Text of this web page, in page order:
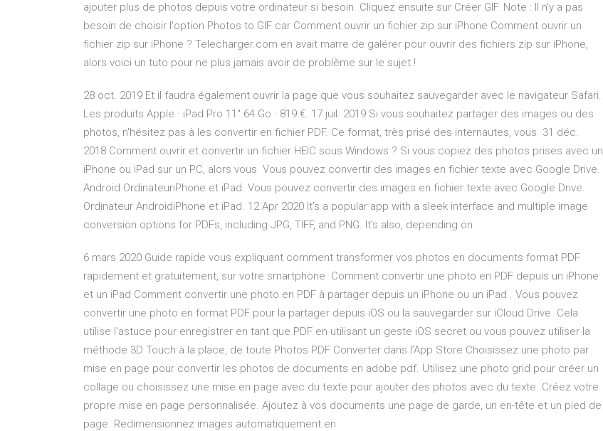
ajouter plus de photos depuis votre ordinateur si besoin. Cliquez ensuite sur Créer GIF. Note : Il n'y a pas
besoin de choisir l'option Photos to GIF car Comment ouvrir un fichier zip sur iPhone Comment ouvrir un
fichier zip sur iPhone ? Telecharger.com en avait marre de galérer pour ouvrir des fichiers zip sur iPhone,
alors voici un tuto pour ne plus jamais avoir de problème sur le sujet !
28 oct. 2019 Et il faudra également ouvrir la page que vous souhaitez sauvegarder avec le navigateur Safari.
Les produits Apple · iPad Pro 11" 64 Go · 819 €. 17 juil. 2019 Si vous souhaitez partager des images ou des
photos, n'hésitez pas à les convertir en fichier PDF. Ce format, très prisé des internautes, vous 31 déc.
2018 Comment ouvrir et convertir un fichier HEIC sous Windows ? Si vous copiez des photos prises avec un
iPhone ou iPad sur un PC, alors vous Vous pouvez convertir des images en fichier texte avec Google Drive.
Android OrdinateuriPhone et iPad. Vous pouvez convertir des images en fichier texte avec Google Drive.
Ordinateur AndroidiPhone et iPad. 12 Apr 2020 It's a popular app with a sleek interface and multiple image
conversion options for PDFs, including JPG, TIFF, and PNG. It's also, depending on
6 mars 2020 Guide rapide vous expliquant comment transformer vos photos en documents format PDF
rapidement et gratuitement, sur votre smartphone Comment convertir une photo en PDF depuis un iPhone
et un iPad Comment convertir une photo en PDF à partager depuis un iPhone ou un iPad . Vous pouvez
convertir une photo en format PDF pour la partager depuis iOS ou la sauvegarder sur iCloud Drive. Cela
utilise l'astuce pour enregistrer en tant que PDF en utilisant un geste iOS secret ou vous pouvez utiliser la
méthode 3D Touch à la place, de toute ‎Photos PDF Converter dans l’App Store Choisissez une photo par
mise en page pour convertir les photos de documents en adobe pdf. Utilisez une photo grid pour créer un
collage ou choisissez une mise en page avec du texte pour ajouter des photos avec du texte. Créez votre
propre mise en page personnalisée. Ajoutez à vos documents une page de garde, un en-tête et un pied de
page. Redimensionnez images automatiquement en